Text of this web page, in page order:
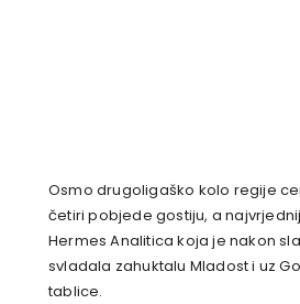
Osmo drugoligaško kolo regije
četiri pobjede gostiju, a
Hermes Analitica koja je nakon
svladala zahuktalu Mladost i uz
tablice.